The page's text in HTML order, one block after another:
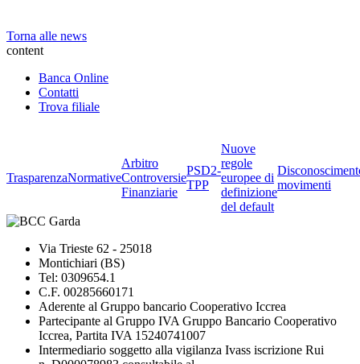
Torna alle news
content
Banca Online
Contatti
Trova filiale
TrasparenzaNormative
Arbitro
Controversie
Finanziarie
PSD2-
TPP
Nuove
regole
europee di
definizione
del default
movimenti
Via Trieste 62 - 25018
Montichiari (BS)
Tel: 0309654.1
C.F. 00285660171
Aderente al Gruppo bancario Cooperativo Iccrea
Partecipante al Gruppo IVA Gruppo Bancario Cooperativo
Iccrea, Partita IVA 15240741007
Intermediario soggetto alla vigilanza Ivass iscrizione Rui